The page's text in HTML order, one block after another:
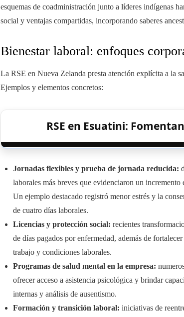
esquemas de coadministración junto a líderes indígenas
social y ventajas compartidas, incorporando saberes
Bienestar laboral: enfoques
La RSE en Nueva Zelanda presta atención explícita a la
Ejemplos y elementos concretos:
RSE en Esuatini:
Jornadas flexibles y prueba de jornada reducida:
laborales más breves que evidenciaron un
Un ejemplo destacado registró menor estrés y la
de cuatro días laborales.
Licencias y protección social: recientes
de días pagados por enfermedad, además de
trabajo y condiciones laborales.
Programas de salud mental en la empresa:
ofrecer acceso a asistencia psicológica y brindar
internas y análisis de ausentismo.
Formación y transición laboral: iniciativas de